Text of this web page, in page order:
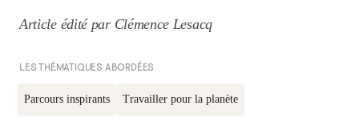
Article édité par Clémence Lesacq
LES THÉMATIQUES ABORDÉES
Parcours inspirants Travailler pour la planète